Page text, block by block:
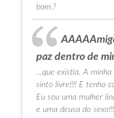
bom.?
paz dentro de
…que existia. A minha
sinto livre!!!! E tenho
Eu sou uma mulher
e uma deusa do